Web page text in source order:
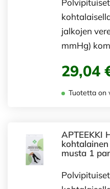
jalkojen
mmHg)
29,04
Tuotetta on
APTEEKKI
musta 1